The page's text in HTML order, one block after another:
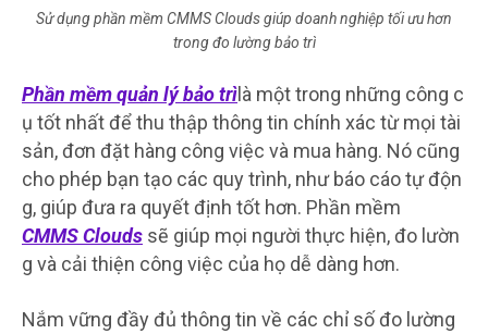
Sử dụng phần mềm CMMS Clouds giúp doanh nghiệp tối ưu hơn
trong đo lường bảo trì
Phần mềm quản lý bảo trì là một trong những công c
ụ tốt nhất để thu thập thông tin chính xác từ mọi tài
sản, đơn đặt hàng công việc và mua hàng. Nó cũng
cho phép bạn tạo các quy trình, như báo cáo tự độn
g, giúp đưa ra quyết định tốt hơn. Phần mềm
CMMS Clouds sẽ giúp mọi người thực hiện, đo lườn
g và cải thiện công việc của họ dễ dàng hơn.
Nắm vững đầy đủ thông tin về các chỉ số đo lường